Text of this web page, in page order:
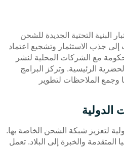
البنية التحتية الجديدة للشحن
إلى جذب الاستثمار وتشجيع اعتماد
مع الشركات المحلية لنشر
الرئيسية. وتركز البرامج
وجمع الملاحظات لتطوير
الدولية
لتعزيز شبكة الشحن الخاصة بها.
المتقدمة والخبرة إلى البلاد. تعمل